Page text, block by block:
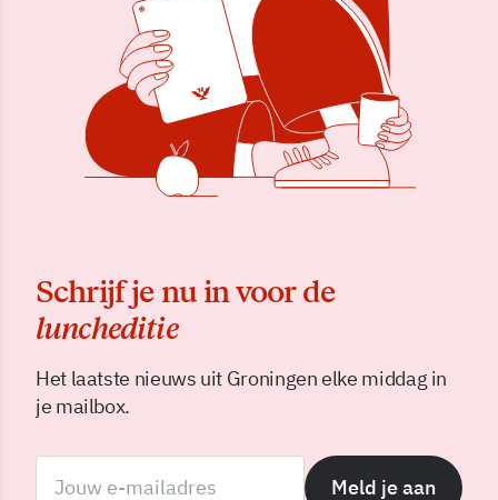
Schrijf je nu in voor de
luncheditie
Het laatste nieuws uit Groningen elke middag in
je mailbox.
Meld je aan